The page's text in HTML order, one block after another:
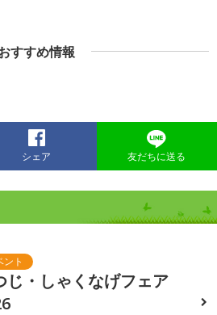
すすめ情報
シェア 友だちに送る
じ・しゃくなげフェア